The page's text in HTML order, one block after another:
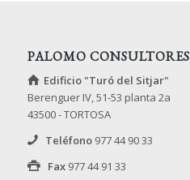
PALOMO CONSULTORES
Edificio "Turó del Sitjar"
Berenguer IV, 51-53 planta 2a
43500 - TORTOSA
Teléfono 977 44 90 33
Fax 977 44 91 33